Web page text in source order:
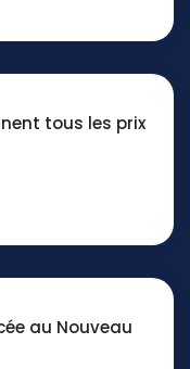
tous les prix
au Nouveau